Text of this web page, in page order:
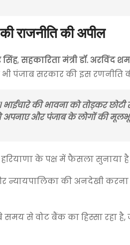
राजनीति की अपील
सिंह,सहकारिता मंत्री डॉ. अरविंद
पंजाब सरकार की इस रणनीति
की भावना को तोड़कर छोटी
अपनाए और पंजाब के लोगों की
के पक्ष में फैसला सुनाया
न्यायपालिका की अनदेखी
समय से वोट बैंक का हिस्सा रहा